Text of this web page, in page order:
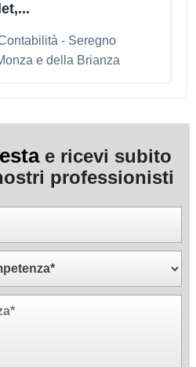
- Seregno
e della Brianza
e ricevi subito
professionisti